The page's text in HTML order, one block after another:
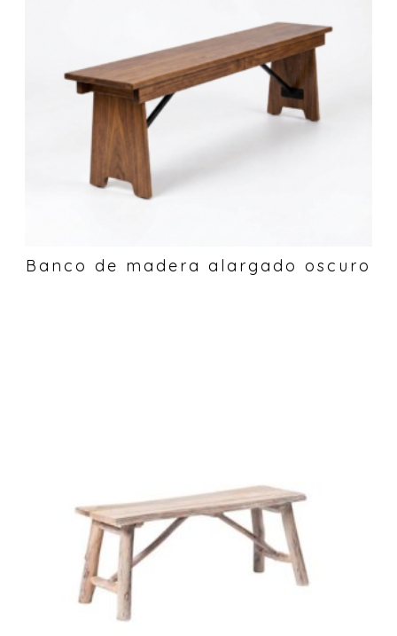
Banco de madera alargado oscuro